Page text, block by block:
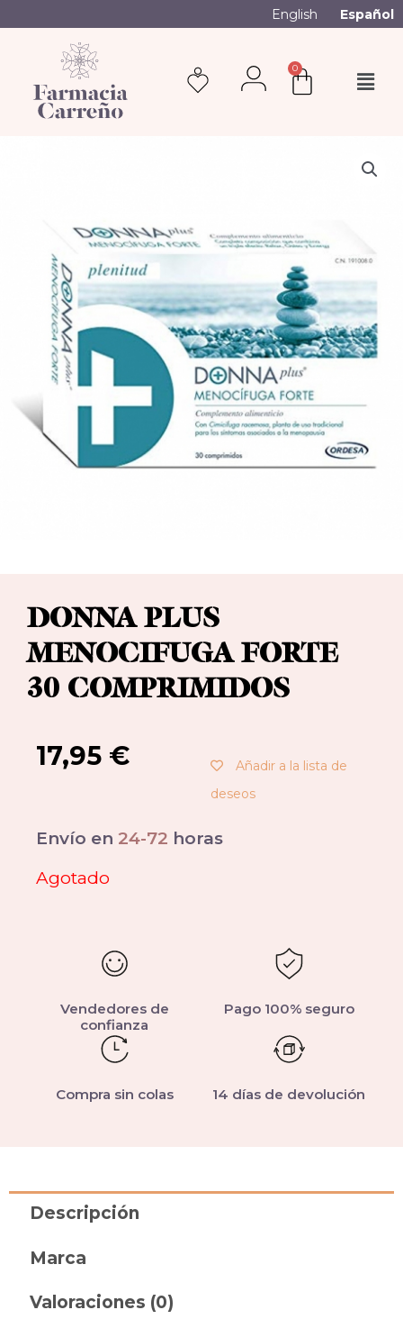
English Español
0
DONNA PLUS
MENOCIFUGA FORTE
30 COMPRIMIDOS
17,95 €
Añadir a la lista de
deseos
Envío en 24-72 horas
Agotado
Vendedores de
confianza
Pago 100% seguro
Compra sin colas 14 días de devolución
Descripción
Marca
Valoraciones (0)